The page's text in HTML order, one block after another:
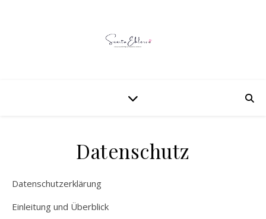
Datenschutz
Datenschutzerklärung
Einleitung und Überblick